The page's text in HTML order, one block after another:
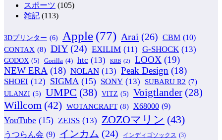
スポーツ (105)
雑記 (113)
3Dプリンター (6) Apple (77) Arai (26) CBM (10)
CONTAX (8) DIY (24) EXILIM (11) G-SHOCK (13)
GODOX (5) Gorilla (4) htc (13) KRB (2) LOOX (19)
NEW ERA (18) NOLAN (13) Peak Design (18)
SHOEI (12) SIGMA (15) SONY (13) SUBARU R2 (7)
ULANZI (5) UMPC (38) VITZ (5) Voigtlander (28)
Willcom (42) WOTANCRAFT (8) X68000 (9)
YouTube (15) ZEISS (13) ZOZOマリン (43)
うつらん会 (9) インカム (24) インディゴソックス (3)